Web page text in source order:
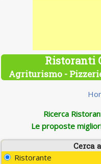
Ristoranti
Agriturismo -
Ricerca
Le proposte
Cerca
Ristorante